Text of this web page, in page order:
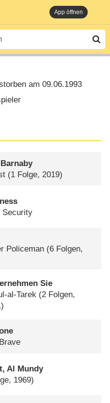
App öffnen
am 09.06.1993
(1 Folge, 2019)
Security
Policeman (6 Folgen,
Sie
al-Tarek (2 Folgen,
Al Mundy
1969)